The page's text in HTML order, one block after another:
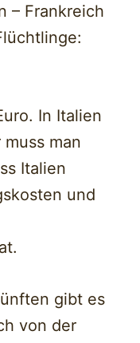
– Frankreich
In Italien
man
Italien
und
gibt es
von der